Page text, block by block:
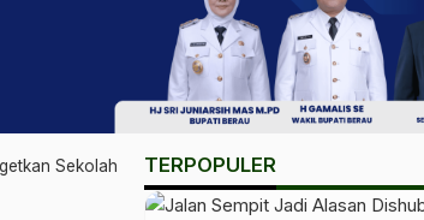
Sekolah
TERPOPULER